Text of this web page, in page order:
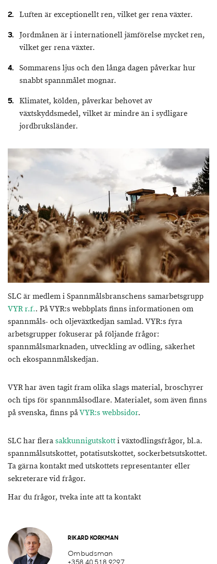
Luften är exceptionellt ren, vilket ger rena växter.
Jordmånen är i internationell jämförelse mycket ren,
vilket ger rena växter.
Sommarens ljus och den långa dagen påverkar hur
snabbt spannmålet mognar.
Klimatet, kölden, påverkar behovet av
växtskyddsmedel, vilket är mindre än i sydligare
jordbruksländer.
SLC är medlem i Spannmålsbranschens samarbetsgrupp
VYR r.f.. På VYR:s webbplats finns informationen om
spannmåls- och oljeväxtkedjan samlad. VYR:s fyra
arbetsgrupper fokuserar på följande frågor:
spannmålsmarknaden, utveckling av odling, säkerhet
och ekospannmålskedjan.
VYR har även tagit fram olika slags material, broschyrer
och tips för spannmålsodlare. Materialet, som även finns
på svenska, finns påVYR:s webbsidor.
SLC har flerasakkunnigutskotti växtodlingsfrågor, bl.a.
spannmålsutskottet, potatisutskottet, sockerbetsutskottet.
Ta gärna kontakt med utskottets representanter eller
sekreterare vid frågor.
Har du frågor, tveka inte att ta kontakt
RIKARD KORKMAN
Ombudsman